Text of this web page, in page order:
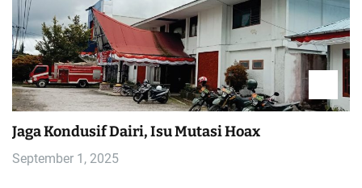
Jaga Kondusif Dairi, Isu Mutasi Hoax
September 1, 2025